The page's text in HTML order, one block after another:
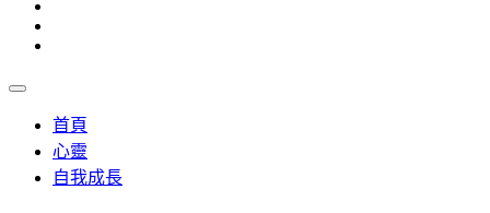
首頁
心靈
自我成長